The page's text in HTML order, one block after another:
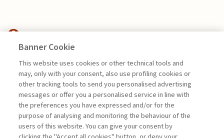
EDITORIALI
IL BICCHIERE MEZZO PIENO
DELL’INNOVAZIONE ...
di Alberto Grando
Banner Cookie
This website uses cookies or other technical tools and
may, only with your consent, also use profiling cookies or
other tracking tools to send you personalised advertising
messages or offer you a personalised service in line with
the preferences you have expressed and/or for the
purpose of analysing and monitoring the behaviour of the
users of this website. You can give your consent by